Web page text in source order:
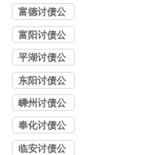
司
富德讨债公
司
富阳讨债公
司
平湖讨债公
司
东阳讨债公
司
嵊州讨债公
司
奉化讨债公
司
临安讨债公